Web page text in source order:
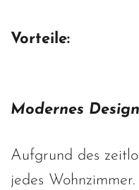
Vorteile:
Modernes Design
Aufgrund des
jedes Wohnzimmer.